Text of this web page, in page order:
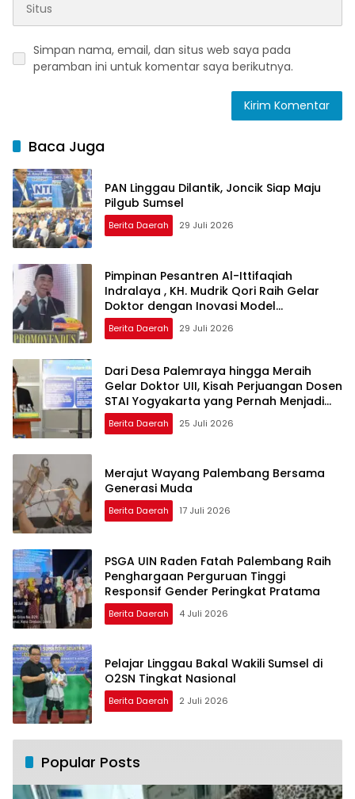
Simpan nama, email, dan situs web saya pada
peramban ini untuk komentar saya berikutnya.
Baca Juga
PAN Linggau Dilantik, Joncik Siap Maju
Pilgub Sumsel
Berita Daerah 29 Juli 2026
Pimpinan Pesantren Al-Ittifaqiah
Indralaya , KH. Mudrik Qori Raih Gelar
Doktor dengan Inovasi Model
Pembelajaran Nagham Al-Qur’an di UMM
Berita Daerah 29 Juli 2026
Dari Desa Palemraya hingga Meraih
Gelar Doktor UII, Kisah Perjuangan Dosen
STAI Yogyakarta yang Pernah Menjadi
Driver Taksi Online
Berita Daerah 25 Juli 2026
Merajut Wayang Palembang Bersama
Generasi Muda
Berita Daerah 17 Juli 2026
PSGA UIN Raden Fatah Palembang Raih
Penghargaan Perguruan Tinggi
Responsif Gender Peringkat Pratama
Berita Daerah 4 Juli 2026
Pelajar Linggau Bakal Wakili Sumsel di
O2SN Tingkat Nasional
Berita Daerah 2 Juli 2026
Popular Posts